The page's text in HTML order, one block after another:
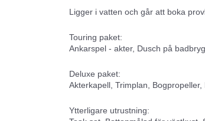
Ligger i vatten och går att boka
Touring paket:
Ankarspel - akter, Dusch på
Deluxe paket:
Akterkapell, Trimplan,
Ytterligare utrustning: